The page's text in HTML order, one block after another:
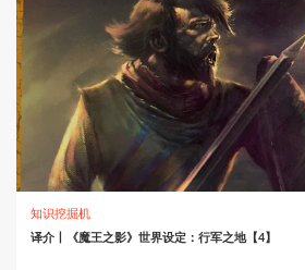
知识挖掘机
译介丨《魔王之影》世界设定：行军之地【4】